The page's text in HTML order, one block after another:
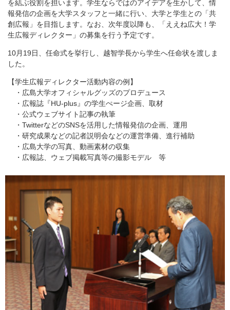
を結ぶ役割を担います。学生ならではのアイデアを生かして、情
報発信の企画を大学スタッフと一緒に行い、大学と学生との「共
創広報」を目指します。なお、次年度以降も、「ええね広大！学
生広報ディレクター」の募集を行う予定です。
10月19日、任命式を挙行し、越智学長から学生へ任命状を渡しま
した。
【学生広報ディレクター活動内容の例】
・広島大学オフィシャルグッズのプロデュース
・広報誌『HU-plus』の学生ぺージ企画、取材
・公式ウェブサイト記事の執筆
・TwitterなどのSNSを活用した情報発信の企画、運用
・研究成果などの記者説明会などの運営準備、進行補助
・広島大学の写真、動画素材の収集
・広報誌、ウェブ掲載写真等の撮影モデル 等